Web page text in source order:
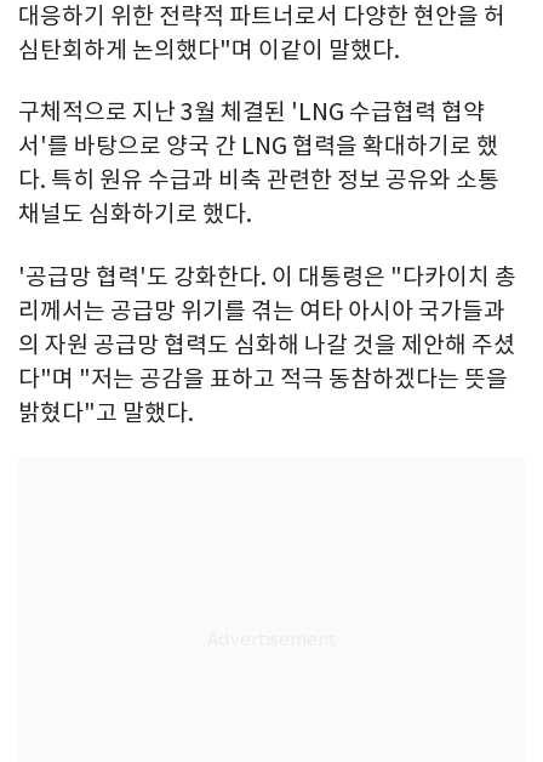
대응하기 위한 전략적 파트너로서 다양한 현안을 허
심탄회하게 논의했다"며 이같이 말했다.
구체적으로 지난 3월 체결된 'LNG 수급협력 협약
서'를 바탕으로 양국 간 LNG 협력을 확대하기로 했
다. 특히 원유 수급과 비축 관련한 정보 공유와 소통
채널도 심화하기로 했다.
'공급망 협력'도 강화한다. 이 대통령은 "다카이치 총
리께서는 공급망 위기를 겪는 여타 아시아 국가들과
의 자원 공급망 협력도 심화해 나갈 것을 제안해 주셨
다"며 "저는 공감을 표하고 적극 동참하겠다는 뜻을
밝혔다"고 말했다.